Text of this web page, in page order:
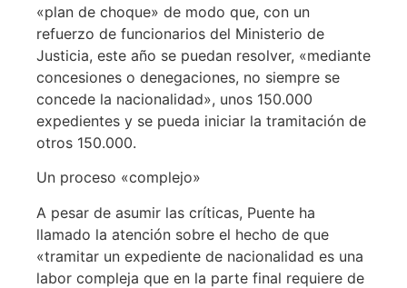
«plan de choque» de modo que, con un
refuerzo de funcionarios del Ministerio de
Justicia, este año se puedan resolver, «mediante
concesiones o denegaciones, no siempre se
concede la nacionalidad», unos 150.000
expedientes y se pueda iniciar la tramitación de
otros 150.000.
Un proceso «complejo»
A pesar de asumir las críticas, Puente ha
llamado la atención sobre el hecho de que
«tramitar un expediente de nacionalidad es una
labor compleja que en la parte final requiere de